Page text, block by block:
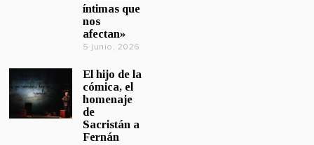
íntimas que
nos
afectan»
5 junio, 2026
El hijo de la
cómica, el
homenaje
de
Sacristán a
Fernán